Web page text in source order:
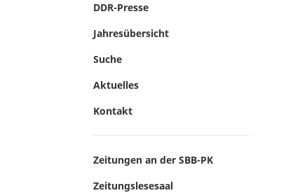
DDR-Presse
Jahresübersicht
Suche
Aktuelles
Kontakt
Zeitungen an der SBB-PK
Zeitungslesesaal